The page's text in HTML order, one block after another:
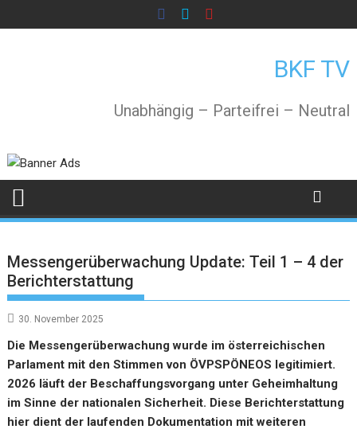
to
BKF TV
Unabhängig – Parteifrei – Neutral
Messengerüberwachung Update: Teil 1 – 4 der
Berichterstattung
30. November 2025
Die Messengerüberwachung wurde im österreichischen
Parlament mit den Stimmen von ÖVPSPÖNEOS legitimiert.
2026 läuft der Beschaffungsvorgang unter Geheimhaltung
im Sinne der nationalen Sicherheit. Diese Berichterstattung
hier dient der laufenden Dokumentation mit weiteren